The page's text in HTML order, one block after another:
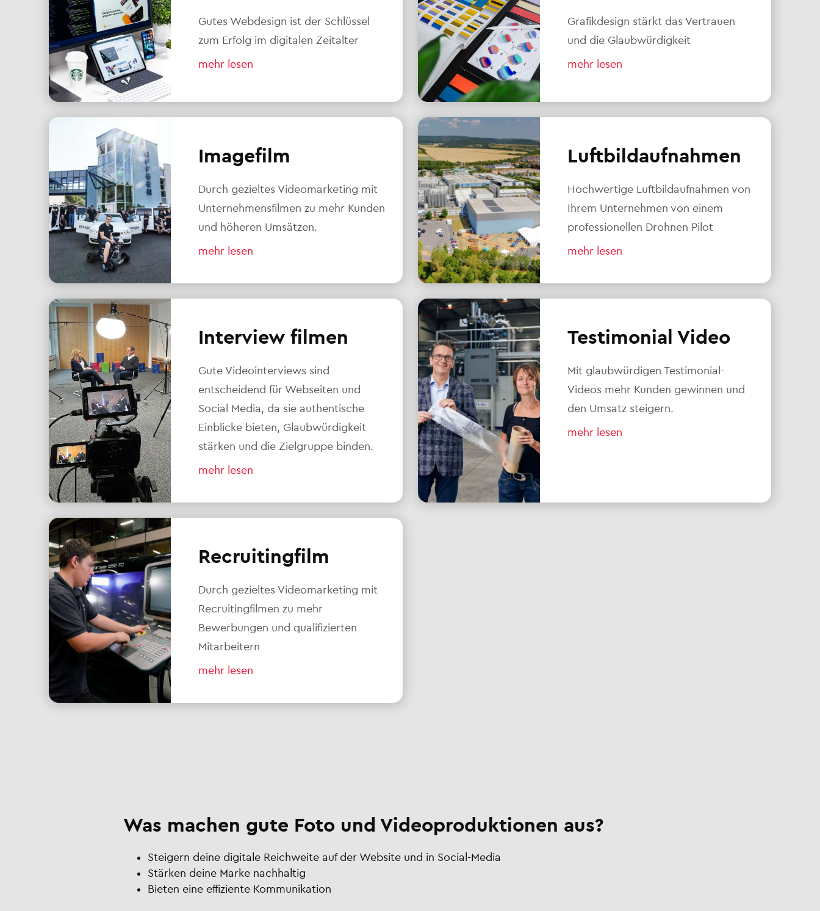
Gutes Webdesign ist der Schlüssel
zum Erfolg im digitalen Zeitalter
mehr lesen
Grafikdesign stärkt das Vertrauen
und die Glaubwürdigkeit
mehr lesen
Imagefilm
Durch gezieltes Videomarketing mit
Unternehmensfilmen zu mehr Kunden
und höheren Umsätzen.
mehr lesen
Luftbildaufnahmen
Hochwertige Luftbildaufnahmen von
Ihrem Unternehmen von einem
professionellen Drohnen Pilot
mehr lesen
Interview filmen
Gute Videointerviews sind
entscheidend für Webseiten und
Social Media, da sie authentische
Einblicke bieten, Glaubwürdigkeit
stärken und die Zielgruppe binden.
mehr lesen
Testimonial Video
Mit glaubwürdigen Testimonial-
Videos mehr Kunden gewinnen und
den Umsatz steigern.
mehr lesen
Recruitingfilm
Durch gezieltes Videomarketing mit
Recruitingfilmen zu mehr
Bewerbungen und qualifizierten
Mitarbeitern
mehr lesen
Was machen gute Foto und Videoproduktionen aus?
Steigern deine digitale Reichweite auf der Website und in Social-Media
Stärken deine Marke nachhaltig
Bieten eine effiziente Kommunikation